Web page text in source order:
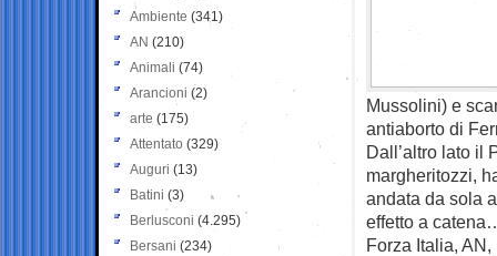
Mussolini) e
antiaborto di
Dall’altro lato il
margheritozzi,
andata da sola
effetto a
Forza Italia,
Ambiente (341)
AN (210)
Animali (74)
Arancioni (2)
arte (175)
Attentato (329)
Auguri (13)
Batini (3)
Berlusconi (4.295)
Bersani (234)